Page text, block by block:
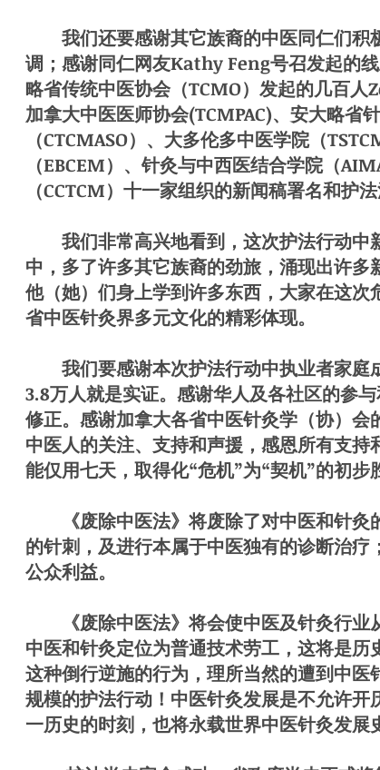
我们还要感谢其它族裔的中医同仁们积
调；感谢同仁网友Kathy Feng号召发起的
略省传统中医协会（TCMO）发起的几百人
加拿大中医医师协会(TCMPAC)、安大略省
（CTCMASO）、大多伦多中医学院（
（EBCEM）、针灸与中西医结合学院（
（CCTCM）十一家组织的新闻稿署名和护
我们非常高兴地看到，这次护法行动中
中，多了许多其它族裔的劲旅，涌现出许
他（她）们身上学到许多东西，大家在这
省中医针灸界多元文化的精彩体现。
我们要感谢本次护法行动中执业者家庭
3.8万人就是实证。感谢华人及各社区的参
修正。感谢加拿大各省中医针灸学（协）
中医人的关注、支持和声援，感恩所有支
能仅用七天，取得化“危机”为“契机”的初步
《废除中医法》将废除了对中医和针灸
的针刺，及进行本属于中医独有的诊断治
公众利益。
《废除中医法》将会使中医及针灸行业
中医和针灸定位为普通技术劳工，这将是历
这种倒行逆施的行为，理所当然的遭到中
规模的护法行动！中医针灸发展是不允许
一历史的时刻，也将永载世界中医针灸发展